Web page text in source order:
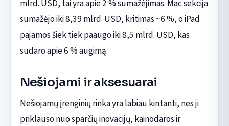
mlrd. USD, tai yra apie 2 % sumažėjimas. Mac sekcija
sumažėjo iki 8,39 mlrd. USD, kritimas ~6 %, o iPad
pajamos šiek tiek paaugo iki 8,5 mlrd. USD, kas
sudaro apie 6 % augimą.
Nešiojami ir aksesuarai
Nešiojamų įrenginių rinka yra labiau kintanti, nes ji
priklauso nuo sparčių inovacijų, kainodaros ir